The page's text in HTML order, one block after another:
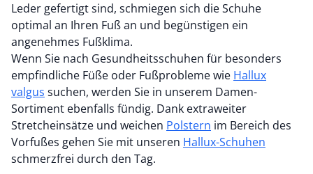
Leder gefertigt sind, schmiegen sich die Schuhe
optimal an Ihren Fuß an und begünstigen ein
angenehmes Fußklima.
Wenn Sie nach Gesundheitsschuhen für besonders
empfindliche Füße oder Fußprobleme wie Hallux
valgus suchen, werden Sie in unserem Damen-
Sortiment ebenfalls fündig. Dank extraweiter
Stretcheinsätze und weichen Polstern im Bereich des
Vorfußes gehen Sie mit unseren Hallux-Schuhen
schmerzfrei durch den Tag.